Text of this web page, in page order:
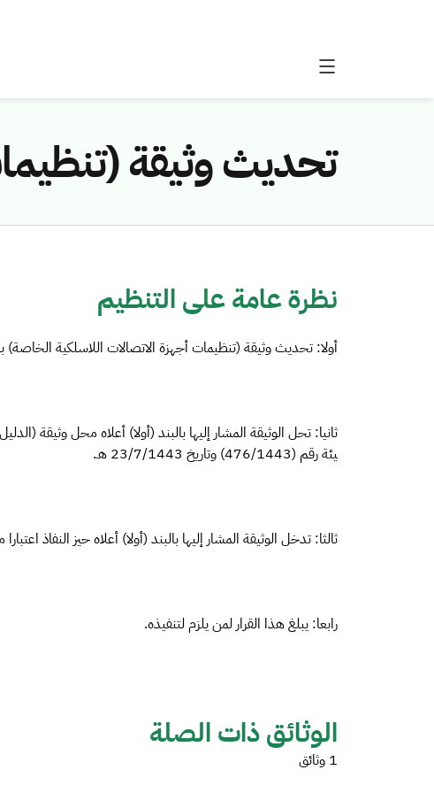
تحديث وثيقة
نظرة عامة على التنظيم
أولا: تحديث وثيقة (تنظيمات أجهزة الاتصالات اللاسلكية الخاصة)
ثانيا: تحل الوثيقة المشار إليها بالبند (أولا) أعلاه محل وثيقة
يئة رقم (476/1443) وتاريخ 23/7/1443 هـ.
ثالثا: تدخل الوثيقة المشار إليها بالبند (أولا) أعلاه حيز النفاذ
رابعا: يبلغ هذا القرار لمن يلزم لتنفيذه.
الوثائق ذات الصلة
1 وثائق